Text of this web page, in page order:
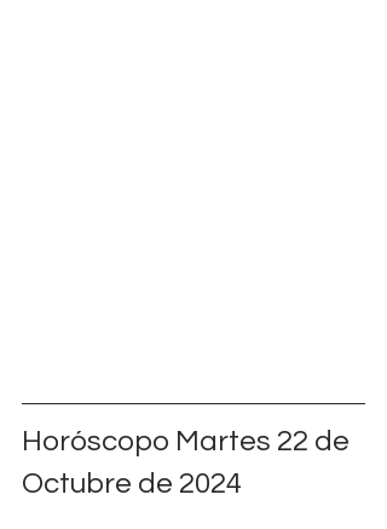
Horóscopo Martes 22 de
Octubre de 2024